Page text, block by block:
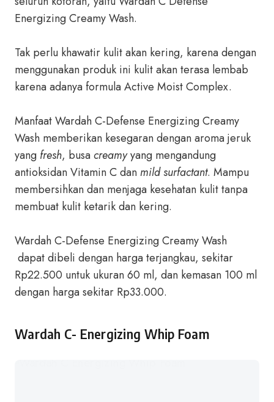
Energizing Creamy Wash.
Tak perlu khawatir kulit akan kering, karena dengan
menggunakan produk ini kulit akan terasa lembab
karena adanya formula Active Moist Complex.
Manfaat Wardah C-Defense Energizing Creamy
Wash memberikan kesegaran dengan aroma jeruk
yang fresh, busacreamyyang mengandung
antioksidan Vitamin C danmild surfactant. Mampu
membersihkan dan menjaga kesehatan kulit tanpa
membuat kulit ketarik dan kering.
Wardah C-Defense Energizing Creamy Wash
dapat dibeli dengan harga terjangkau, sekitar
Rp22.500 untuk ukuran 60 ml, dan kemasan 100 ml
dengan harga sekitar Rp33.000.
Wardah C- Energizing Whip Foam